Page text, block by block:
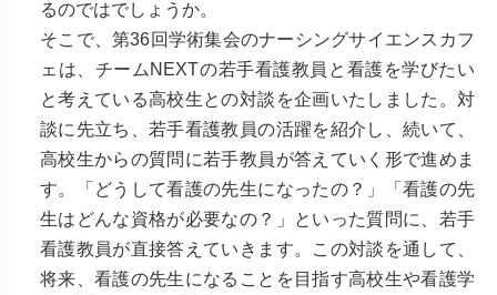
るのではでしょうか。
そこで、第36回学術集会のナーシングサイエンスカフ
ェは、チームNEXTの若手看護教員と看護を学びたい
と考えている高校生との対談を企画いたしました。対
談に先立ち、若手看護教員の活躍を紹介し、続いて、
高校生からの質問に若手教員が答えていく形で進めま
す。「どうして看護の先生になったの？」「看護の先
生はどんな資格が必要なの？」といった質問に、若手
看護教員が直接答えていきます。この対談を通して、
将来、看護の先生になることを目指す高校生や看護学